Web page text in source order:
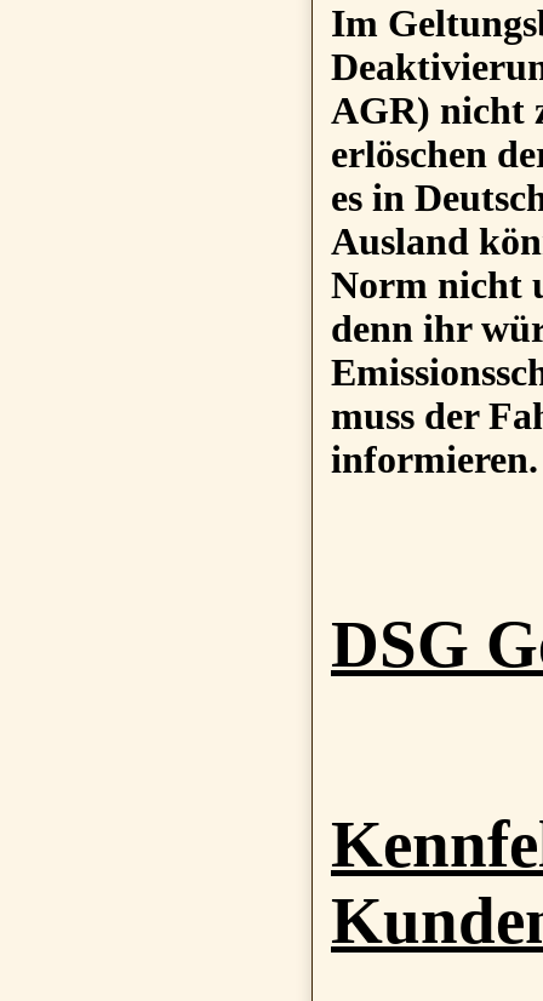
Im
AGR) nicht
erlöschen
es in
Ausland
Norm nicht
denn ihr
muss der
informieren.
DSG